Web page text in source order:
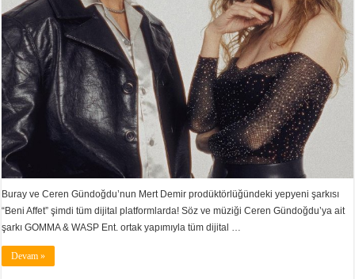
Buray ve Ceren Gündoğdu’nun Mert Demir prodüktörlüğündeki yepyeni şarkısı
“Beni Affet” şimdi tüm dijital platformlarda! Söz ve müziği Ceren Gündoğdu’ya ait
şarkı GOMMA & WASP Ent. ortak yapımıyla tüm dijital …
Devam »